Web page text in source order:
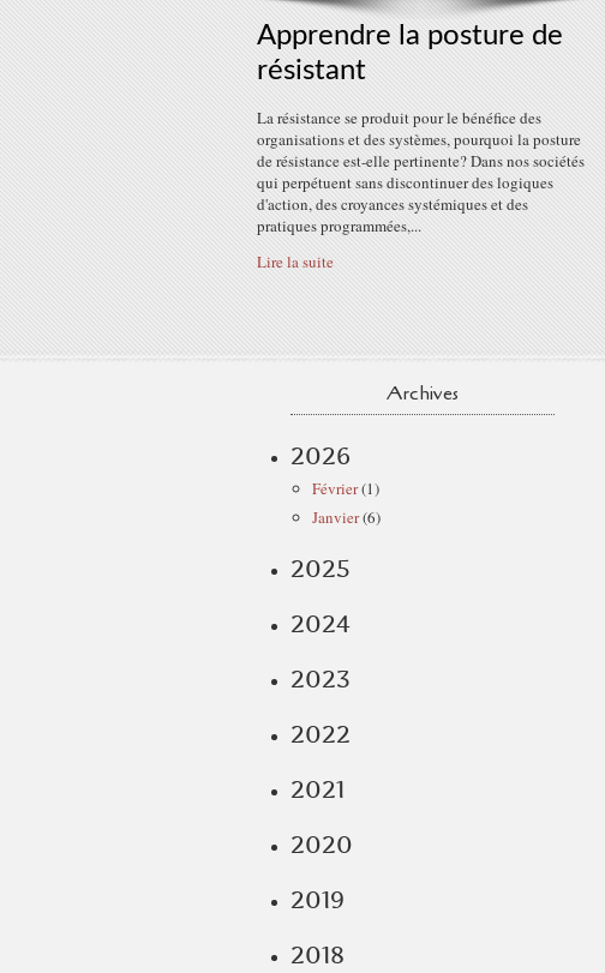
Apprendre la posture de
résistant
La résistance se produit pour le bénéfice des
organisations et des systèmes, pourquoi la posture
de résistance est-elle pertinente? Dans nos sociétés
qui perpétuent sans discontinuer des logiques
d'action, des croyances systémiques et des
pratiques programmées,...
Lire la suite
Archives
2026
Février(1)
Janvier(6)
2025
2024
2023
2022
2021
2020
2019
2018